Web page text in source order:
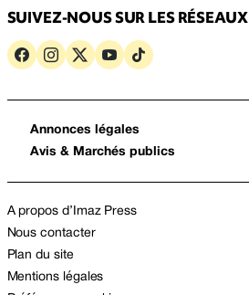
SUIVEZ-NOUS SUR LES RÉSEAUX
Annonces légales
Avis & Marchés publics
A propos d’Imaz Press
Nous contacter
Plan du site
Mentions légales